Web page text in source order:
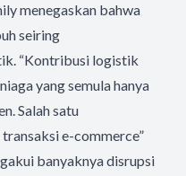
menegaskan bahwa
seiring
“Kontribusi logistik
yang semula hanya
Salah satu
e-commerce”
banyaknya disrupsi